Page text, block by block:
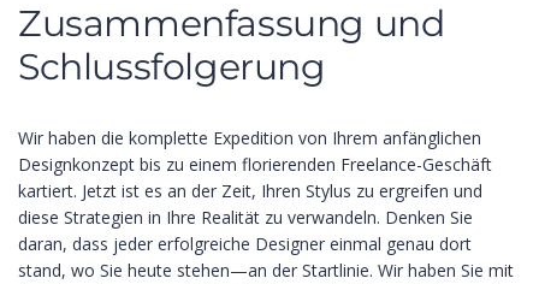
Zusammenfassung und
Schlussfolgerung
Wir haben die komplette Expedition von Ihrem anfänglichen
Designkonzept bis zu einem florierenden Freelance-Geschäft
kartiert. Jetzt ist es an der Zeit, Ihren Stylus zu ergreifen und
diese Strategien in Ihre Realität zu verwandeln. Denken Sie
daran, dass jeder erfolgreiche Designer einmal genau dort
stand, wo Sie heute stehen—an der Startlinie. Wir haben Sie mit